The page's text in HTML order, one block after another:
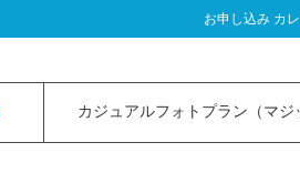
お申し込み カ
カジュアルフォトプラン（マ
お申し込み カレンダー選